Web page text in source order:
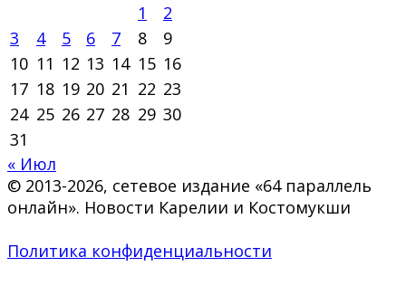
1
2
3
4 5 6 7 8
9
10 11 12 13 14 15 16
17 18 19 20 21 22 23
24 25 26 27 28 29 30
31
« Июл
© 2013-2026, сетевое издание «64 параллель
онлайн». Новости Карелии и Костомукши
Политика конфиденциальности